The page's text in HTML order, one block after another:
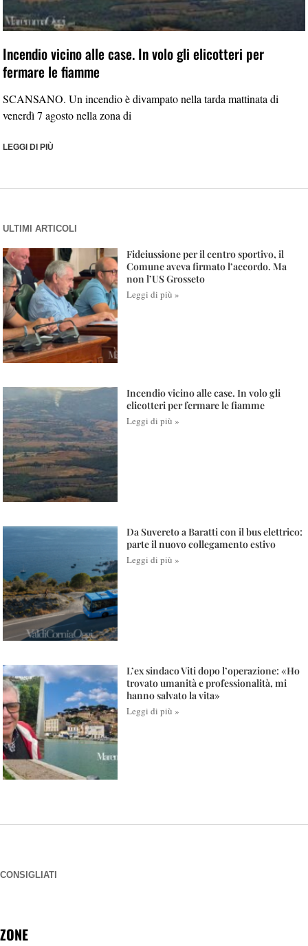
Incendio vicino alle case. In volo gli elicotteri per
fermare le fiamme
SCANSANO. Un incendio è divampato nella tarda mattinata di
venerdì 7 agosto nella zona di
LEGGI DI PIÙ
ULTIMI ARTICOLI
Fideiussione per il centro sportivo, il
Comune aveva firmato l’accordo. Ma
non l’US Grosseto
Leggi di più »
Incendio vicino alle case. In volo gli
elicotteri per fermare le fiamme
Leggi di più »
Da Suvereto a Baratti con il bus elettrico:
parte il nuovo collegamento estivo
Leggi di più »
L’ex sindaco Viti dopo l’operazione: «Ho
trovato umanità e professionalità, mi
hanno salvato la vita»
Leggi di più »
CONSIGLIATI
ZONE